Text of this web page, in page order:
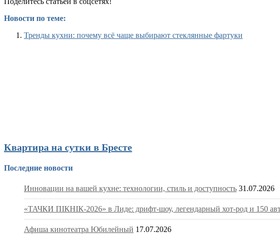
Новости по теме:
Тренды кухни: почему всё чаще выбирают стеклянные фартуки
Квартира на сутки в Бресте
Последние новости
Инновации на вашей кухне: технологии, стиль и доступность 31.07.2026
«ТАЧКИ ПІКНІК-2026» в Лиде: дрифт-шоу, легендарный хот-род и 150
Афиша кинотеатра Юбилейный 17.07.2026